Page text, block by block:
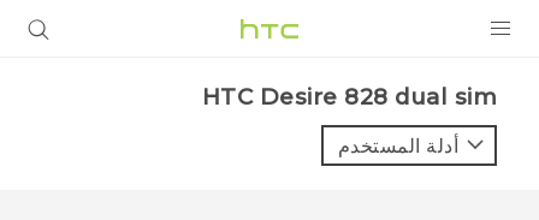
VIVE
HTC Desire 828 dual sim‎
أدلة المستخدم